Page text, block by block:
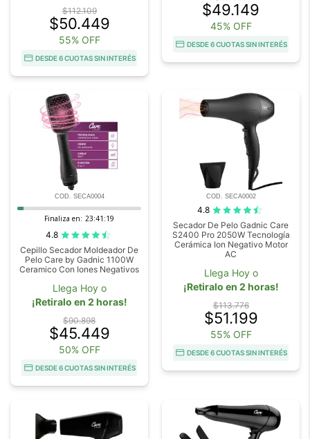
$112.109
$50.449
55% OFF
DESDE 6 CUOTAS SIN INTERÉS
$49.149
45% OFF
DESDE 6 CUOTAS SIN INTERÉS
COD. SECA0004
Finaliza en: 23:41:18
4.8
Cepillo Secador Moldeador De
Pelo Care by Gadnic 1100W
Ceramico Con Iones Negativos
Llega Hoy o
¡Retiralo en 2 horas!
$90.898
$45.449
50% OFF
DESDE 6 CUOTAS SIN INTERÉS
COD. SECA0002
4.8
Secador De Pelo Gadnic Care
S2400 Pro 2050W Tecnología
Cerámica Ion Negativo Motor
AC
Llega Hoy o
¡Retiralo en 2 horas!
$113.776
$51.199
55% OFF
DESDE 6 CUOTAS SIN INTERÉS